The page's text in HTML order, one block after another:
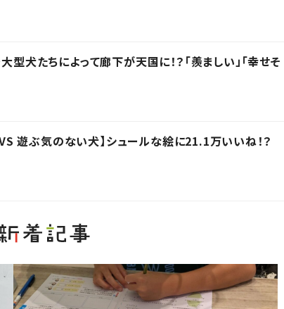
たちによって廊下が天国に！？「羨ましい」「幸せそ
遊ぶ気のない犬】シュールな絵に21.1万いいね！？